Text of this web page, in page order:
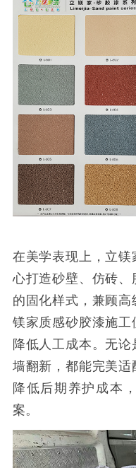
在美学表现上，立
心打造砂壁、仿砖
的固化样式，兼顾
镁家质感砂胶漆施工
降低人工成本。无
墙翻新，都能完美
降低后期养护成本
案。